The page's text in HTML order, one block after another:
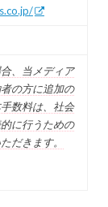
、当メディア
の方に追加の
数料は、社会
に行うための
だきます。